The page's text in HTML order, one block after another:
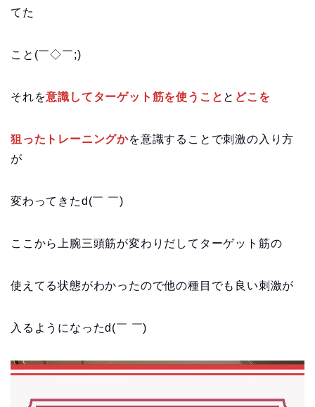
てた
こと(￣◇￣;)
それを意識してターゲット筋を使うこと と どこを
狙ったトレーニングかを意識することで刺激の入り方
が
変わってきたd(￣ ￣)
ここから上腕三頭筋が変わりだしてターゲット筋の
使えてる状態がわかったので他の種目でも良い刺激が
入るようになったd(￣ ￣)